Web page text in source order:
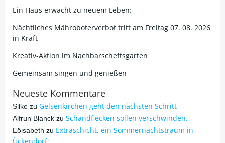
Ein Haus erwacht zu neuem Leben:
Nächtliches Mähroboterverbot tritt am Freitag 07. 08. 2026
in Kraft
Kreativ-Aktion im Nachbarscheftsgarten
Gemeinsam singen und genießen
Neueste Kommentare
Silke zu Gelsenkirchen geht den nächsten Schritt
Alfrun Blanck zu Schandflecken sollen verschwinden.
Eöisabeth zu Extraschicht, ein Sommernachtstraum in